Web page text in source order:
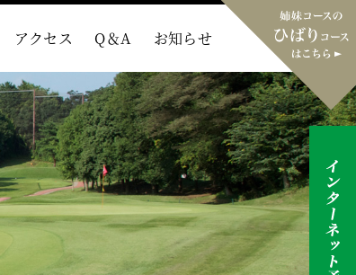
アクセス Q＆A お知らせ